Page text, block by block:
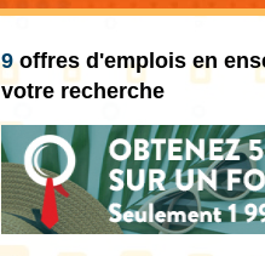
9offres d'emplois en
votre recherche